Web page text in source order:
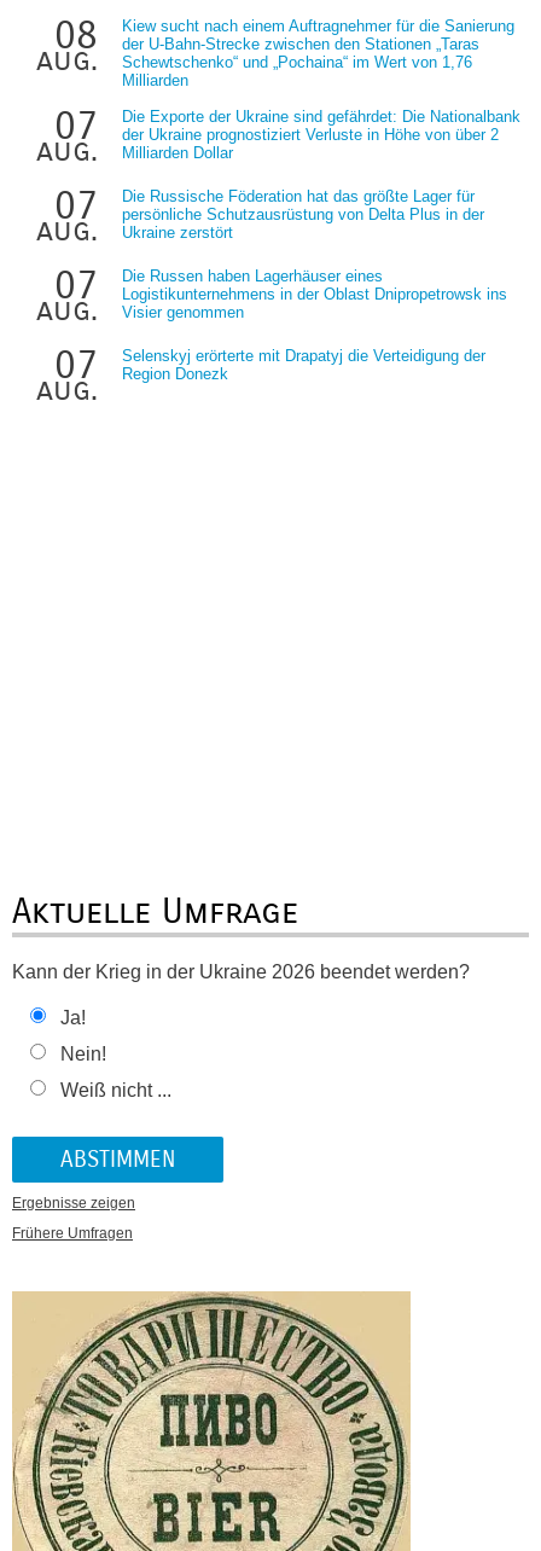
08
aug.
Kiew sucht nach einem Auftragnehmer für die Sanierung
der U-Bahn-Strecke zwischen den Stationen „Taras
Schewtschenko“ und „Pochaina“ im Wert von 1,76
Milliarden
07
aug.
Die Exporte der Ukraine sind gefährdet: Die Nationalbank
der Ukraine prognostiziert Verluste in Höhe von über 2
Milliarden Dollar
07
aug.
Die Russische Föderation hat das größte Lager für
persönliche Schutzausrüstung von Delta Plus in der
Ukraine zerstört
07
aug.
Die Russen haben Lagerhäuser eines
Logistikunternehmens in der Oblast Dnipropetrowsk ins
Visier genommen
07
aug.
Selenskyj erörterte mit Drapatyj die Verteidigung der
Region Donezk
Aktuelle Umfrage
Kann der Krieg in der Ukraine 2026 beendet werden?
Ja!
Nein!
Weiß nicht ...
Ergebnisse zeigen
Frühere Umfragen